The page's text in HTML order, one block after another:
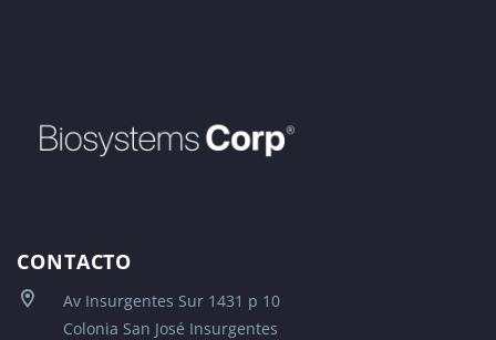
CONTACTO
Av Insurgentes Sur 1431 p 10
Colonia San José Insurgentes